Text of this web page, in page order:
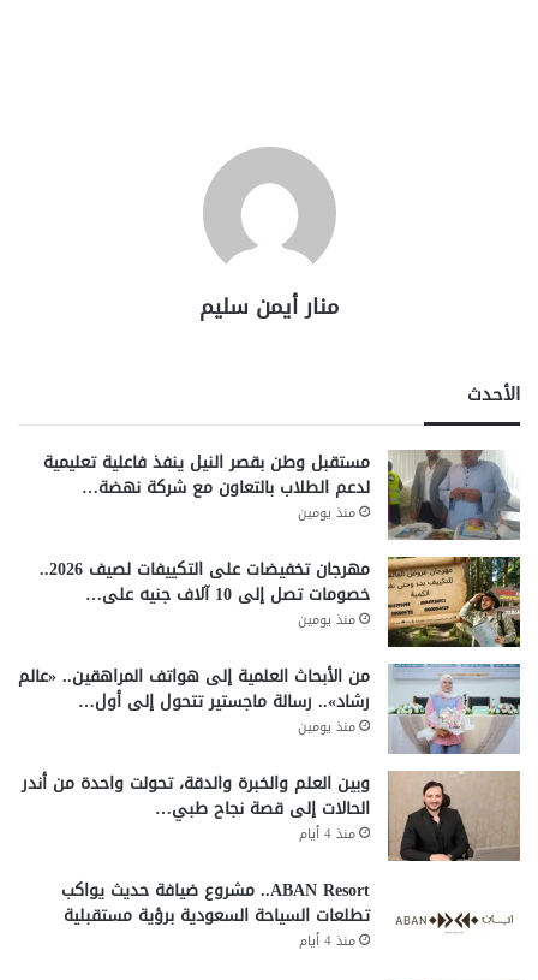
منار أيمن سليم
الأحدث
مستقبل وطن بقصر النيل ينفذ فاعلية تعليمية
لدعم الطلاب بالتعاون مع شركة نهضة…
منذ يومين
مهرجان تخفيضات على التكييفات لصيف 2026..
خصومات تصل إلى 10 آلاف جنيه على…
منذ يومين
من الأبحاث العلمية إلى هواتف المراهقين.. «عالم
رشاد».. رسالة ماجستير تتحول إلى أول…
منذ يومين
وبين العلم والخبرة والدقة، تحولت واحدة من أندر
الحالات إلى قصة نجاح طبي…
منذ 4 أيام
ABAN Resort.. مشروع ضيافة حديث يواكب
تطلعات السياحة السعودية برؤية مستقبلية
منذ 4 أيام